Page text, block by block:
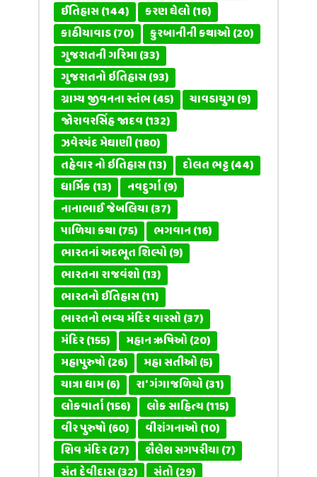
ઈતિહાસ(144) કરણ ઘેલો(16)
કાઠીયાવાડ(70) કુરબાનીની કથાઓ(20)
ગુજરાતની ગરિમા(33)
ગુજરાતનો ઇતિહાસ(93)
ગ્રામ્ય જીવનના સ્તંભ(45) ચાવડાયુગ(9)
જોરાવરસિંહ જાદવ(132)
ઝવેરચંદ મેઘાણી(180)
તહેવાર નો ઇતિહાસ(13) દોલત ભટ્ટ(44)
ધાર્મિક(13) નવદુર્ગા(9)
નાનાભાઈ જેબલિયા(37)
પાળિયા કથા(75) ભગવાન(16)
ભારતનાં અદભૂત શિલ્પો(9)
ભારતના રાજવંશો(13)
ભારતનો ઈતિહાસ(11)
ભારતનો ભવ્ય મંદિર વારસો(37)
મંદિર(155) મહાન ઋષિઓ(20)
મહાપુરુષો(26) મહા સતીઓ(5)
યાત્રા ધામ(6) રા' ગંગાજળિયો(31)
લોકવાર્તા(156) લોક સાહિત્ય(115)
વીર પુરુષો(60) વીરાંગનાઓ(10)
શિવ મંદિર(27) શૈલેશ સગપરીયા(7)
સંત દેવીદાસ(32) સંતો(29)